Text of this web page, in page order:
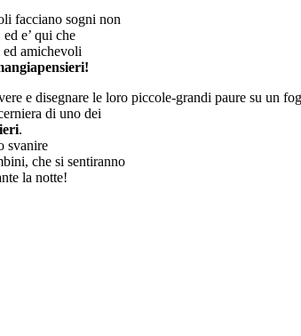
facciano sogni non
e’ qui che
amichevoli
e disegnare le loro piccole-grandi paure su un
di uno dei
.
svanire
che si sentiranno
la notte!